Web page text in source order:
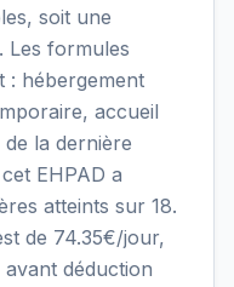
soit une
Les formules
: hébergement
accueil
la dernière
EHPAD a
atteints sur 18.
de 74.35€/jour,
déduction